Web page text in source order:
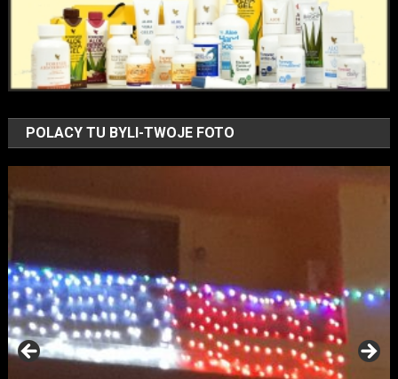
POLACY TU BYLI-TWOJE FOTO